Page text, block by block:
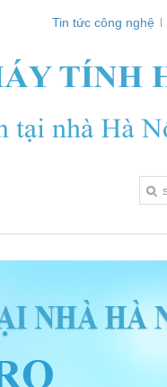
Tin tức công nghệ